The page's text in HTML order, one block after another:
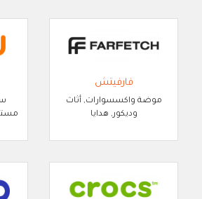
فارفيتش
موضة واكسسوارات, أثاث
وديكور, هدايا